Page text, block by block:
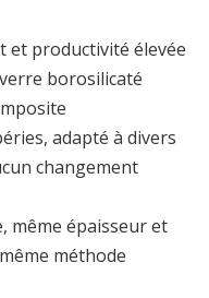
et productivité élevée
borosilicaté
adapté à divers
changement
même épaisseur et
méthode